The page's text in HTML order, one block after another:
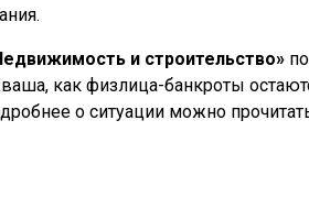
и строительство»
как физлица-банкроты
о ситуации можно